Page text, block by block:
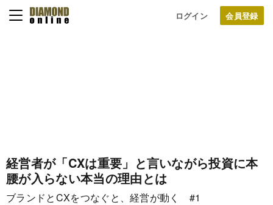
ログイン
経営者が「CXは重要」と言いながら投資に本
腰が入らない本当の理由とは
ブランドとCXをつなぐと、経営が動く #1